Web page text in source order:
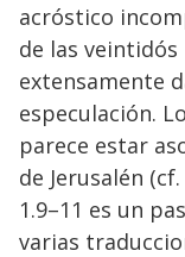
acróstico
de las
extensamente
especulación.
parece estar
de Jerusalén
1.9–11 es un
varias